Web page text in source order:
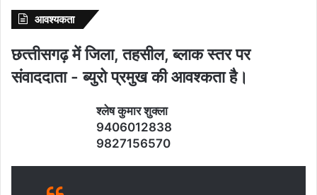
आवश्‍यकता
छत्‍तीसगढ़ में जिला, तहसील, ब्‍लाक स्‍तर पर
संवाददाता - ब्‍युरो प्रमुख की आवश्‍कता है।
श्‍लेष कुमार शुक्‍ला
9406012838
9827156570